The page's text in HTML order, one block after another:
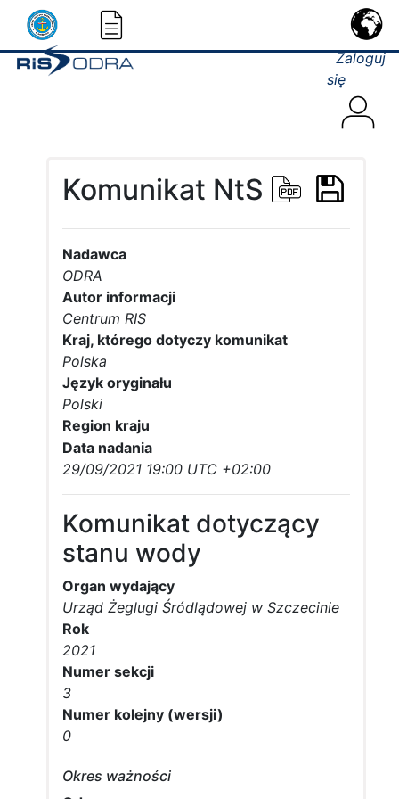
Zaloguj
się
Komunikat NtS
Nadawca
ODRA
Autor informacji
Centrum RIS
Kraj, którego dotyczy komunikat
Polska
Język oryginału
Polski
Region kraju
Data nadania
29/09/2021 19:00 UTC +02:00
Komunikat dotyczący
stanu wody
Organ wydający
Urząd Żeglugi Śródlądowej w Szczecinie
Rok
2021
Numer sekcji
3
Numer kolejny (wersji)
0
Okres ważności